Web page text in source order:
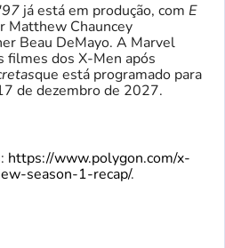
já está em produção, com E
Matthew Chauncey
Beau DeMayo. A Marvel
filmes dos X-Men após
que está programado para
de dezembro de 2027.
https://www.polygon.com/x-
season-1-recap/.